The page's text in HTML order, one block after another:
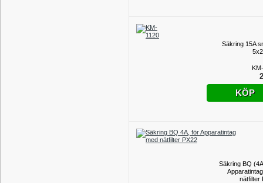
Säkring 15A
KÖP
Säkring BQ
nätfilter